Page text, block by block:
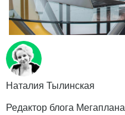
Наталия Тылинская
Редактор блога Мегаплана